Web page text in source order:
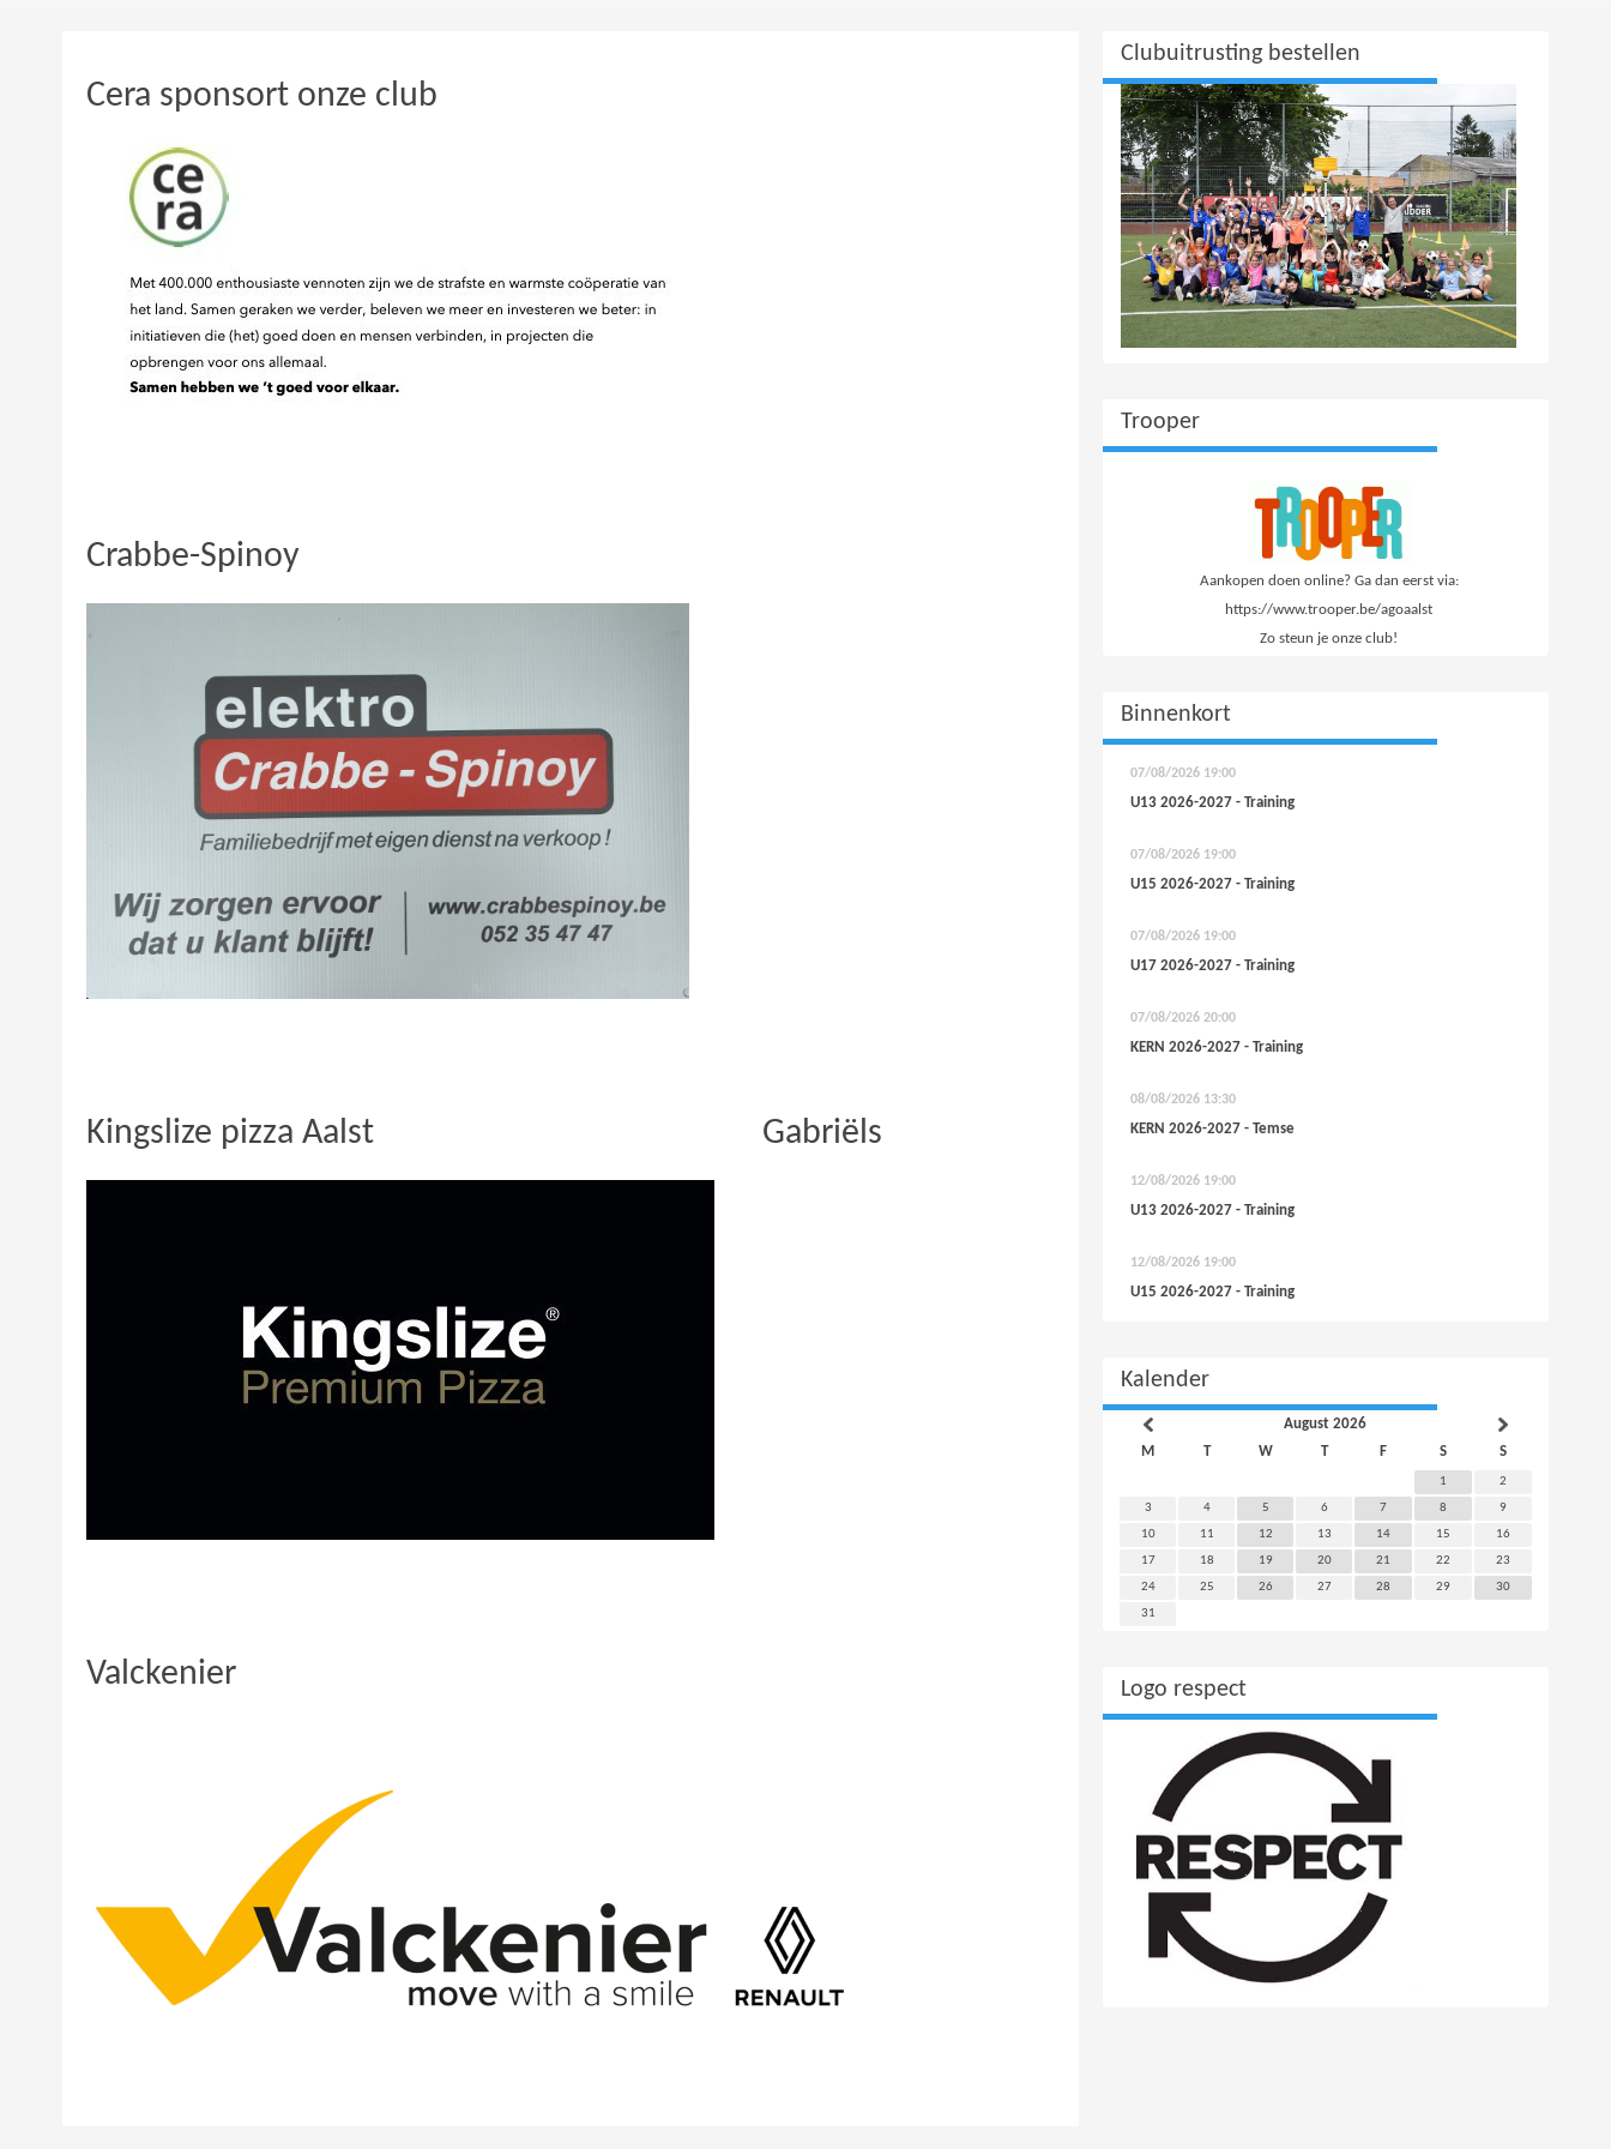
Cera sponsort onze club
Crabbe-Spinoy
Kingslize pizza Aalst Gabriëls
Valckenier
Clubuitrusting bestellen
Trooper
Aankopen doen online? Ga dan eerst via:
https://www.trooper.be/agoaalst
Zo steun je onze club!
Binnenkort
07/08/2026 19:00
U13 2026-2027 - Training
07/08/2026 19:00
U15 2026-2027 - Training
07/08/2026 19:00
U17 2026-2027 - Training
07/08/2026 20:00
KERN 2026-2027 - Training
08/08/2026 13:30
KERN 2026-2027 - Temse
12/08/2026 19:00
U13 2026-2027 - Training
12/08/2026 19:00
U15 2026-2027 - Training
Kalender
August 2026
M
T W T F S S
1
2
3
4 5 6 7 8
9
10
11 12 13 14 15
16
17
18 19 20 21 22
23
24
25 26 27 28 29
30
31
Logo respect